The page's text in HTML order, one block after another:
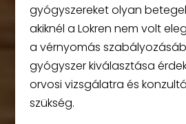
gyógyszereket olyan
akiknél a Lokren nem volt
a vérnyomás
gyógyszer kiválasztása
orvosi vizsgálatra és
szükség.